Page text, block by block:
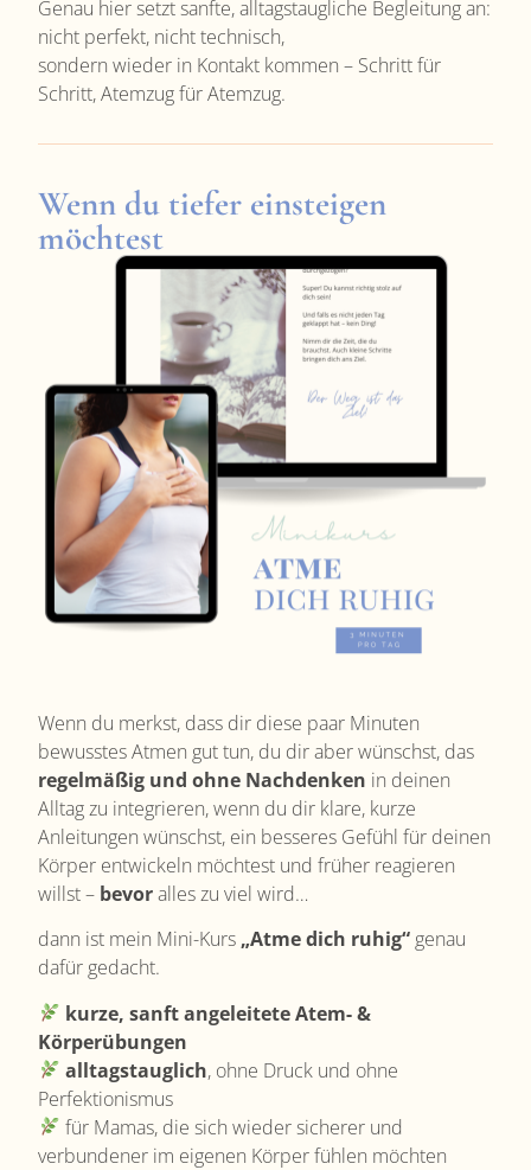
Genau hier setzt sanfte, alltagstaugliche Begleitung an:
nicht perfekt, nicht technisch,
sondern wieder in Kontakt kommen – Schritt für
Schritt, Atemzug für Atemzug.
Wenn du tiefer einsteigen
möchtest
Wenn du merkst, dass dir diese paar Minuten
bewusstes Atmen gut tun, du dir aber wünschst, das
regelmäßig und ohne Nachdenken in deinen
Alltag zu integrieren,wenn du dir klare, kurze
Anleitungen wünschst, ein besseres Gefühl für deinen
Körper entwickeln möchtest und früher reagieren
willst – bevoralles zu viel wird…
dann ist mein Mini-Kurs „Atme dich ruhig“ genau
dafür gedacht.
kurze, sanft angeleitete Atem- &
Körperübungen
alltagstauglich, ohne Druck und ohne
Perfektionismus
für Mamas, die sich wieder sicherer und
verbundener im eigenen Körper fühlen möchten